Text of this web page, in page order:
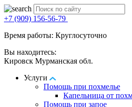
+7 (909) 156-56-79
Время работы: Круглосуточно
Вы находитесь:
Кировск Мурманская обл.
Услуги
Помощь при похмелье
Капельница от
Помощь при запое